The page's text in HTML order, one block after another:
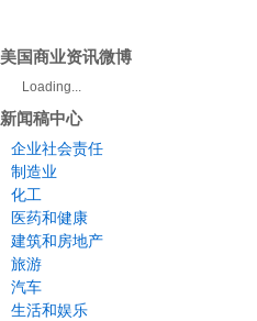
美国商业资讯微博
Loading...
新闻稿中心
企业社会责任
制造业
化工
医药和健康
建筑和房地产
旅游
汽车
生活和娱乐